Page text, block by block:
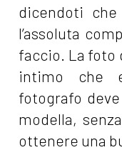
dicendoti
l’assoluta
faccio. La foto
intimo che
fotografo
modella,
ottenere una